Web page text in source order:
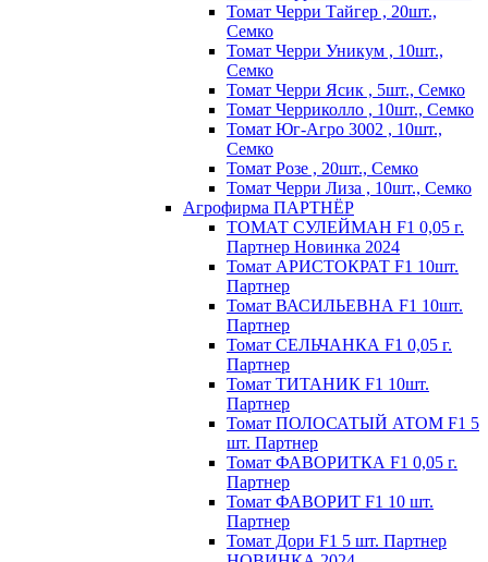
Томат Черри Тайгер , 20шт.,
Семко
Томат Черри Уникум , 10шт.,
Семко
Томат Черри Ясик , 5шт., Семко
Томат Черриколло , 10шт., Семко
Томат Юг-Агро 3002 , 10шт.,
Семко
Томат Розе , 20шт., Семко
Томат Черри Лиза , 10шт., Семко
Агрофирма ПАРТНЁР
ТОМАТ СУЛЕЙМАН F1 0,05 г.
Партнер Новинка 2024
Томат АРИСТОКРАТ F1 10шт.
Партнер
Томат ВАСИЛЬЕВНА F1 10шт.
Партнер
Томат СЕЛЬЧАНКА F1 0,05 г.
Партнер
Томат ТИТАНИК F1 10шт.
Партнер
Томат ПОЛОСАТЫЙ АТОМ F1 5
шт. Партнер
Томат ФАВОРИТКА F1 0,05 г.
Партнер
Томат ФАВОРИТ F1 10 шт.
Партнер
Томат Дори F1 5 шт. Партнер